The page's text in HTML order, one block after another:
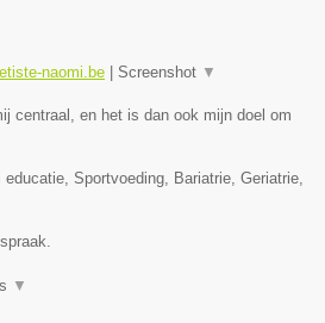
naomi.be Screenshot ▼
centraal, en het is dan ook mijn doel om
educatie, Sportvoeding, Bariatrie, Geriatrie,
▼